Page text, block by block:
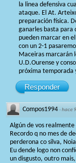
la linea defensiva
ataque. El At.
preparación física.
ganarles basta para
pueden marcar en
con un 2-1
Maceiras marcarán
U.D.Ourense y
próxima temporada
Responder
Compos1994 ·hace
Algún de vos
Recordo q no mes de
perderona co silva,
Eu dende logo non
un disgusto, outro